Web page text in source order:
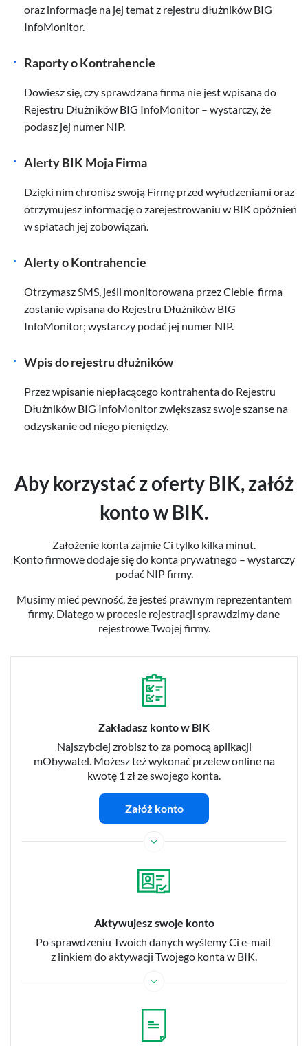
oraz informacje na jej temat z rejestru dłużników BIG
InfoMonitor.
Raporty o Kontrahencie
Dowiesz się, czy sprawdzana firma nie jest wpisana do
Rejestru Dłużników BIG InfoMonitor – wystarczy, że
podasz jej numer NIP.
Alerty BIK Moja Firma
Dzięki nim chronisz swoją Firmę przed wyłudzeniami oraz
otrzymujesz informację o zarejestrowaniu w BIK opóźnień
w spłatach jej zobowiązań.
Alerty o Kontrahencie
Otrzymasz SMS, jeśli monitorowana przez Ciebie firma
zostanie wpisana do Rejestru Dłużników BIG
InfoMonitor; wystarczy podać jej numer NIP.
Wpis do rejestru dłużników
Przez wpisanie niepłacącego kontrahenta do Rejestru
Dłużników BIG InfoMonitor zwiększasz swoje szanse na
odzyskanie od niego pieniędzy.
Aby korzystać z oferty BIK, załóż
konto w BIK.
Założenie konta zajmie Ci tylko kilka minut.
Konto firmowe dodaje się do konta prywatnego – wystarczy
podać NIP firmy.
Musimy mieć pewność, że jesteś prawnym reprezentantem
firmy. Dlatego w procesie rejestracji sprawdzimy dane
rejestrowe Twojej firmy.
Zakładasz konto w BIK
Najszybciej zrobisz to za pomocą aplikacji
mObywatel. Możesz też wykonać przelew online na
kwotę 1 zł ze swojego konta.
Załóż konto
Aktywujesz swoje konto
Po sprawdzeniu Twoich danych wyślemy Ci e-mail
z linkiem do aktywacji Twojego konta w BIK.